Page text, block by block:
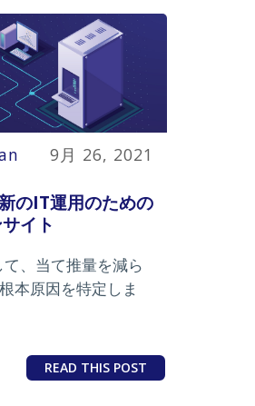
9月 26, 2021
のIT運用のための
イト
、当て推量を減ら
本原因を特定しま
READ THIS POST